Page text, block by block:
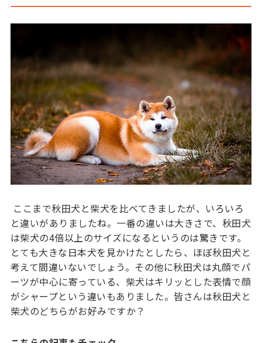
ここまで秋田犬と柴犬を比べてきましたが、いろいろ
と違いがありましたね。一番の違いは大きさで、秋田犬
は柴犬の4倍以上のサイズになるというのは驚きです。
とても大きな日本犬を見かけたとしたら、ほぼ秋田犬と
考えて間違いないでしょう。その他に秋田犬は丸顔でパ
ーツが中心に寄っている、柴犬はキリッとした表情で顔
がシャープという違いもありました。皆さんは秋田犬と
柴犬のどちらがお好みですか？